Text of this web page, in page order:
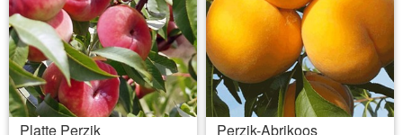
Platte Perzik Perzik-Abrikoos